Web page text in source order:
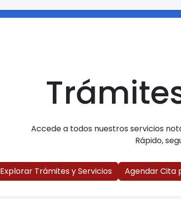
Accede a todos nuestros servicios
Rápido,
Explorar Trámites y Servicios Agendar Cita